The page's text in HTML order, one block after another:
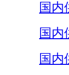
国内
国内
国内